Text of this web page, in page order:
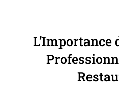
L’Importance